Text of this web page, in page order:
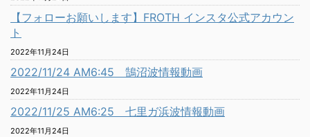
【フォローお願いします】FROTH インスタ公式アカウン
ト
2022年11月24日
2022/11/24 AM6:45 鵠沼波情報動画
2022年11月24日
2022/11/25 AM6:25 七里ガ浜波情報動画
2022年11月24日